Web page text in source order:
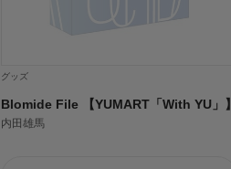
グッズ
Blomide File 【YUMART「With YU」】
内田雄馬